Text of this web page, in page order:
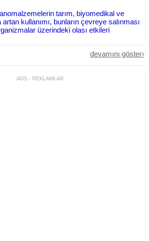
tarım, biyomedikal ve
kullanımı, bunların çevreye salınması
üzerindeki olası etkileri
to evacuate here is by a local taxi , they're
devamını göster›
ADS - REKLAMLAR